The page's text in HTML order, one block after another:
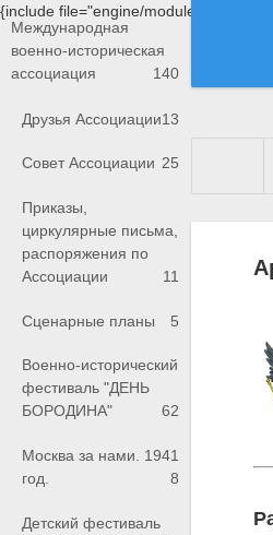
{include file="engine/modules/saperu/
Международная
военно-историческая
ассоциация
140
Друзья Ассоциации13
Совет Ассоциации 25
Приказы,
циркулярные письма,
распоряжения по
Ассоциации
11
Сценарные планы 5
Военно-исторический
фестиваль "ДЕНЬ
БОРОДИНА"
62
Москва за нами. 1941
год.
8
Детский фестиваль